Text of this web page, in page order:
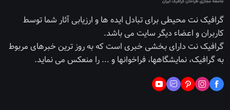
گرافیک نت محیطی برای تبادل ایده ها و ارزیابی آثار شما توسط
کاربران و اعضاء دیگر سایت می باشد.
گرافیک نت دارای بخشی خبری است که به روز ترین خبرهای مربوط
به گرافیک، نمایشگاهها، فراخوانها و ... را منعکس می نماید.